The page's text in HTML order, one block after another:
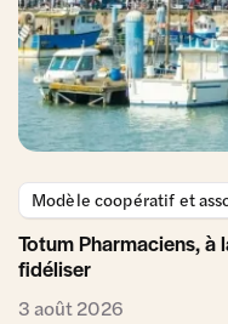
Modèle coopératif et
Totum Pharmaciens,
fidéliser
3 août 2026